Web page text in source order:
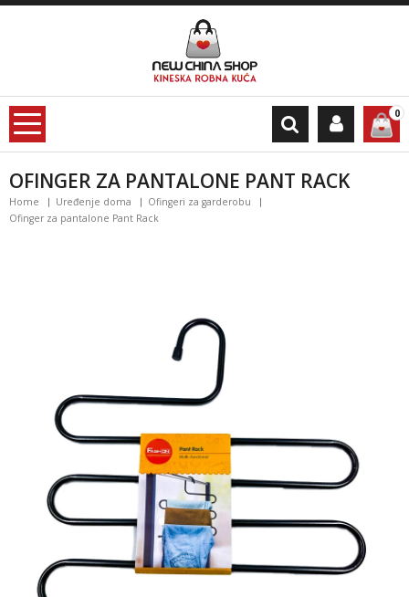
0
OFINGER ZA PANTALONE PANT RACK
Home Uređenje doma
Ofingeri za garderobu
Ofinger za pantalone Pant Rack